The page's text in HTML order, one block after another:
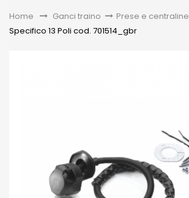
Home &gt;Ganci traino > Prese e centraline
Specifico 13 Poli cod. 701514_gbr